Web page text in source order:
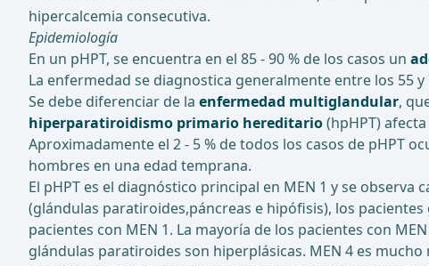
hipercalcemia consecutiva.
Epidemiología
En un pHPT, se encuentra en el 85 - 90 % de los casos un
La enfermedad se diagnostica generalmente entre los 55 y
Se debe diferenciar de la enfermedad multiglandular,
hiperparatiroidismo primario hereditario(hpHPT)
Aproximadamente el 2 - 5 % de todos los casos de pHPT
hombres en una edad temprana.
El pHPT es el diagnóstico principal en MEN 1 y se
(glándulas paratiroides,páncreas e hipófisis), los
pacientes con MEN 1. La mayoría de los pacientes con
glándulas paratiroides son hiperplásicas. MEN 4 es mucho